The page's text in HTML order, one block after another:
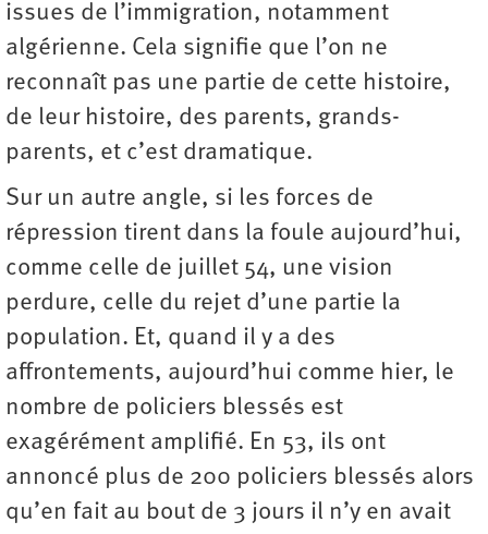
issues de l’immigration, notamment
algérienne. Cela signifie que l’on ne
reconnaît pas une partie de cette histoire,
de leur histoire, des parents, grands-
parents, et c’est dramatique.
Sur un autre angle, si les forces de
répression tirent dans la foule aujourd’hui,
comme celle de juillet 54, une vision
perdure, celle du rejet d’une partie la
population. Et, quand il y a des
affrontements, aujourd’hui comme hier, le
nombre de policiers blessés est
exagérément amplifié. En 53, ils ont
annoncé plus de 200 policiers blessés alors
qu’en fait au bout de 3 jours il n’y en avait